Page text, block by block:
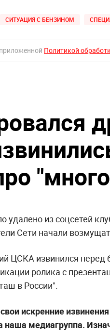
СИТУАЦИЯ С БЕНЗИНОМ
Политикой
удалено из соцсетей
Сети начали
ЦСКА извинился
ролика с
в России".
искренние
наша медиагруппа.